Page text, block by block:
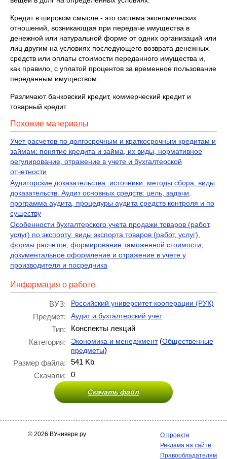
Кредит в широком смысле - это система экономических
отношений, возникающая при передаче имущества в
денежной или натуральной форме от одних организаций или
лиц другим на условиях последующего возврата денежных
средств или оплаты стоимости переданного имущества и,
как правило, с уплатой процентов за временное пользование
переданным имуществом.
Различают банковский кредит, коммерческий кредит и
товарный кредит
Похожие материалы
Учет расчетов по долгосрочным и краткосрочным кредитам и
займам: понятие кредита и займа, их виды, нормативное
регулирование, отражение в учете и бухгалтерской
отчетности
Аудиторские доказательства: источники, методы сбора, виды
доказательств. Аудит основных средств: цель, задачи,
программа аудита, процедуры аудита средств контроля и по
существу
Особенности бухгалтерского учета продажи товаров (работ,
услуг) по экспорту: виды экспорта товаров (работ, услуг),
формы расчетов, формирование таможенной стоимости,
документальное оформление и отражение в учете у
производителя и посредника
Информация о работе
ВУЗ: Российский университет кооперации (РУК)
Предмет: Аудит и бухгалтерский учет
Тип:
Конспекты лекций
Категория:
Экономика и менеджмент(Общественные
предметы)
Размер файла:
541 Kb
Скачали:
0
Скачать файл
© 2026 ВУнивере.ру
О проекте
Реклама на сайте
Правообладателям